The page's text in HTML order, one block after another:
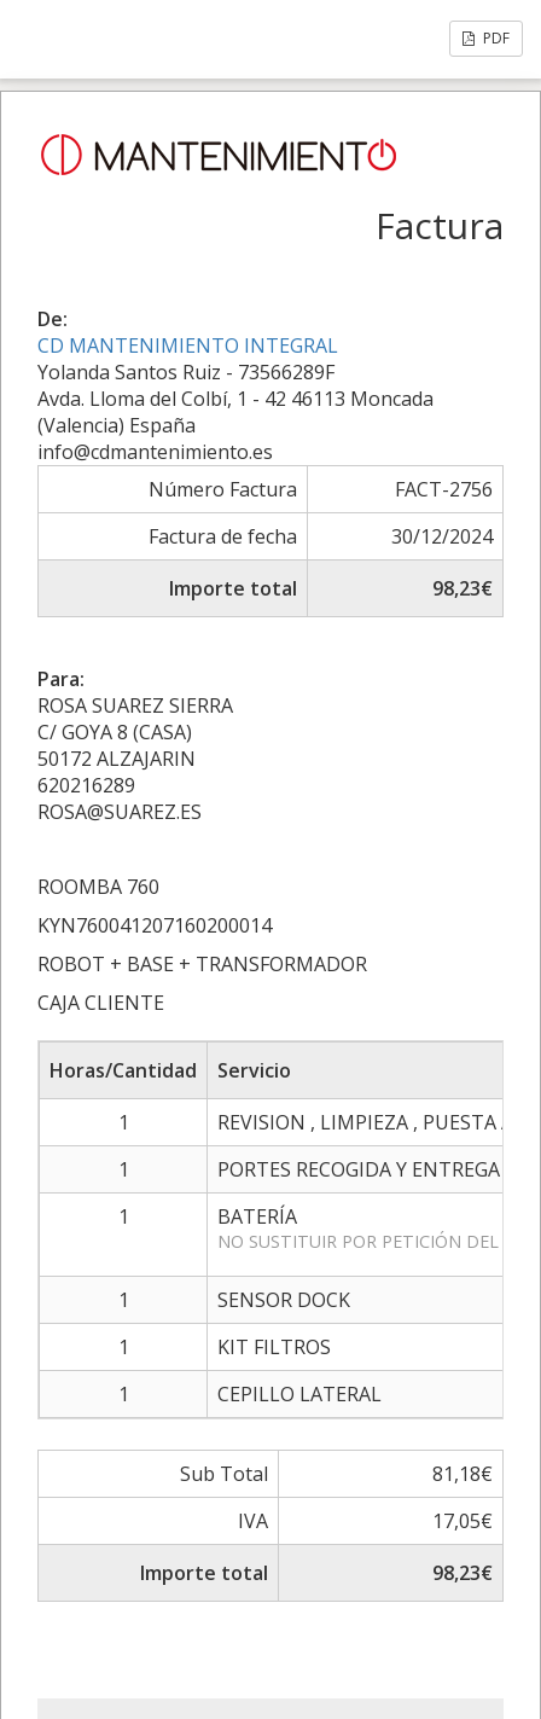
PDF
Factura
De:
CD MANTENIMIENTO INTEGRAL
Yolanda Santos Ruiz - 73566289F
Avda. Lloma del Colbí, 1 - 42 46113 Moncada
(Valencia) España
info@cdmantenimiento.es
Número Factura
FACT-2756
Factura de fecha
30/12/2024
Importe total
98,23€
Para:
ROSA SUAREZ SIERRA
C/ GOYA 8 (CASA)
50172 ALZAJARIN
620216289
ROSA@SUAREZ.ES
ROOMBA 760
KYN760041207160200014
ROBOT + BASE + TRANSFORMADOR
CAJA CLIENTE
Horas/Cantidad
Servicio
1
REVISION , LIMPIEZA , PUESTA A
1
PORTES RECOGIDA Y ENTREGA
1
BATERÍA
NO SUSTITUIR POR PETICIÓN DEL
1
SENSOR DOCK
1
KIT FILTROS
1
CEPILLO LATERAL
Sub Total
81,18€
IVA
17,05€
Importe total
98,23€